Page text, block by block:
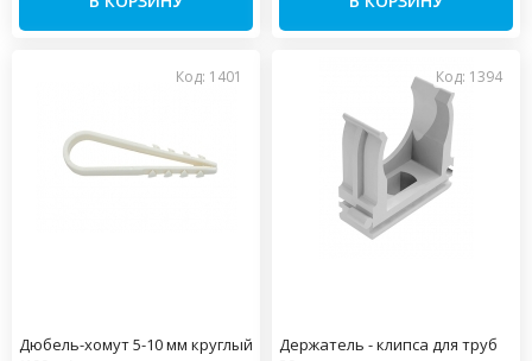
Код: 1401
Дюбель-хомут 5-10 мм круглый
Код: 1394
Держатель - клипса для труб